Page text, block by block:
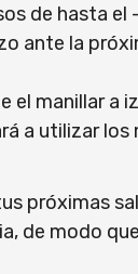
de hasta el
ante la
manillar a
a utilizar
próximas
de modo